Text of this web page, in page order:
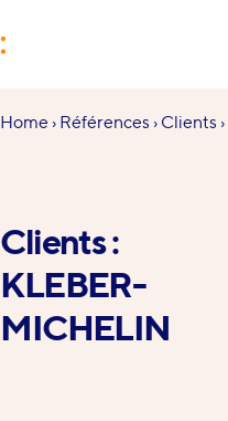
Vous
Home › Références › Clients ›
Clients :
KLEBER-
MICHELIN